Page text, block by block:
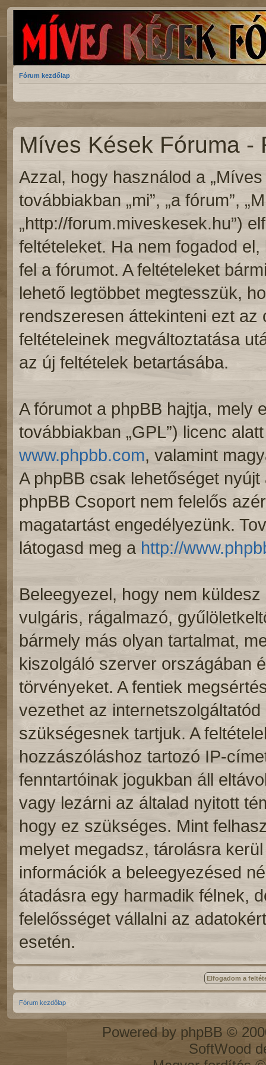
Fórum kezdőlap
Míves Kések Fóruma -
Azzal, hogy használod a
továbbiakban „mi”, „a fórum”,
„http://forum.miveskesek.hu”)
feltételeket. Ha nem fogadod
fel a fórumot. A feltételeket
lehető legtöbbet megtesszük,
rendszeresen áttekinteni ezt
feltételeinek megváltoztatása
az új feltételek betartásába.
A fórumot a phpBB hajtja, mely
továbbiakban „GPL”) licenc
www.phpbb.com, valamint
A phpBB csak lehetőséget
phpBB Csoport nem felelős
magatartást engedélyezünk.
látogasd meg a http://
Beleegyezel, hogy nem
vulgáris, rágalmazó,
bármely más olyan tartalmat,
kiszolgáló szerver országában
törvényeket. A fentiek
vezethet az
szükségesnek tartjuk. A
hozzászóláshoz tartozó IP-
fenntartóinak jogukban áll
vagy lezárni az általad nyitott
hogy ez szükséges. Mint
melyet megadsz, tárolásra
információk a beleegyezésed
átadásra egy harmadik félnek,
felelősséget vállalni az
esetén.
Fórum kezdőlap
Powered by phpBB ©
SoftWood